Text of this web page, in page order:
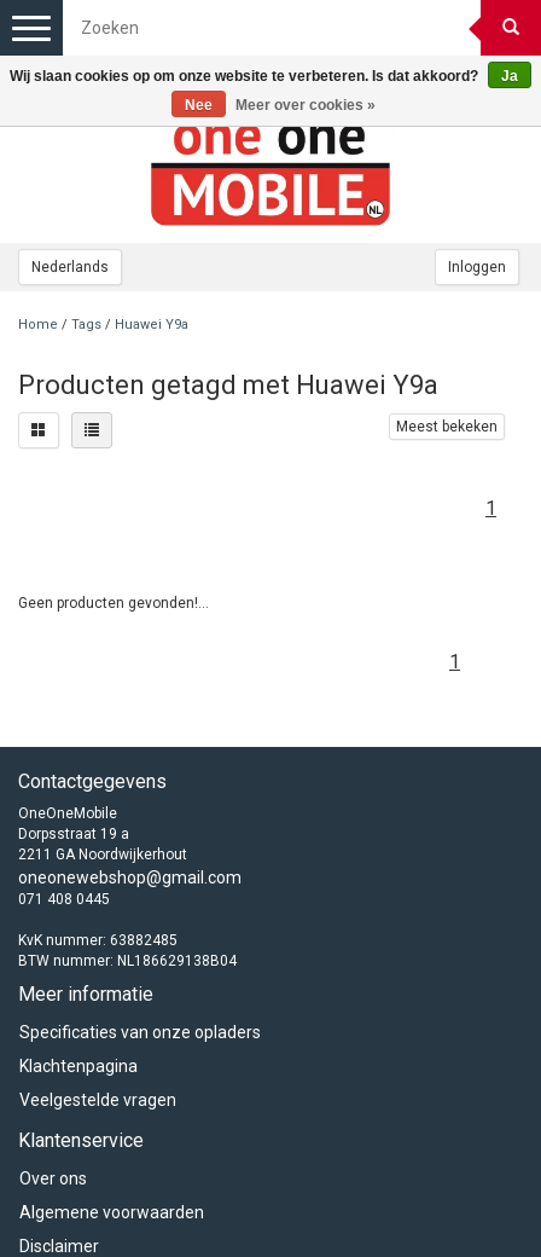
Nederlands Inloggen
Toggle
navigation
Home / Tags / Huawei Y9a
Producten getagd met Huawei Y9a
Meest bekeken
1
Geen producten gevonden!...
1
Contactgegevens
OneOneMobile
Dorpsstraat 19 a
2211 GA Noordwijkerhout
oneonewebshop@gmail.com
071 408 0445
KvK nummer: 63882485
BTW nummer: NL186629138B04
Meer informatie
Specificaties van onze opladers
Klachtenpagina
Veelgestelde vragen
Klantenservice
Over ons
Algemene voorwaarden
Disclaimer
Wij slaan cookies op om onze website te verbeteren. Is dat akkoord?
Ja
Nee
Meer over cookies »